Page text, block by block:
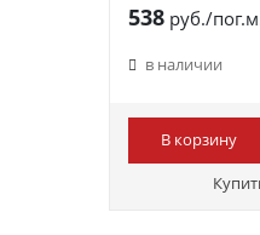
538руб./
в наличии
В корзину